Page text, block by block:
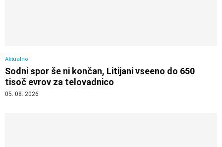
Aktualno
Sodni spor še ni končan, Litijani vseeno do 650
tisoč evrov za telovadnico
05. 08. 2026